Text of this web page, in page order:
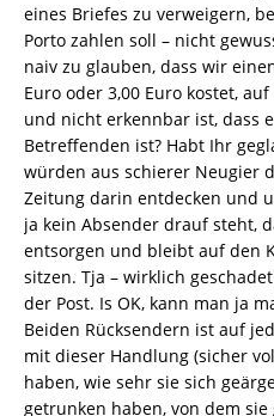
eines Briefes zu verweigern,
Porto zahlen soll – nicht
naiv zu glauben, dass wir
Euro oder 3,00 Euro kostet,
und nicht erkennbar ist, dass
Betreffenden ist? Habt Ihr
würden aus schierer Neugier
Zeitung darin entdecken und
ja kein Absender drauf steht,
entsorgen und bleibt auf den
sitzen. Tja – wirklich
der Post. Is OK, kann man ja
Beiden Rücksendern ist auf
mit dieser Handlung (sicher
haben, wie sehr sie sich
getrunken haben, von dem